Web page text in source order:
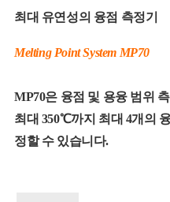
최대 유연성의 융점 측정기
Melting Point System MP70
MP70은 융점 및 용융 범위
최대 350℃까지 최대 4개의
정할 수 있습니다.